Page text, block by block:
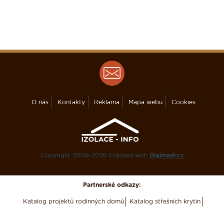
O nás Kontakty Reklama Mapa webu Cookies
Copyright 2008-2026 Enjoyed with Digimadi.cz
Partnerské odkazy:
Katalog projektů rodinných domů Katalog střešních krytin